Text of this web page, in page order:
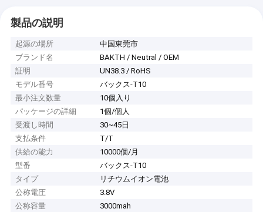
製品の説明
起源の場所
中国東莞市
ブランド名
BAKTH / Neutral / OEM
証明
UN38.3 / RoHS
モデル番号
バックス-T10
最小注文数量
10個入り
パッケージの詳細
1個/個人
受渡し時間
30~45日
支払条件
T/T
供給の能力
10000個/月
型番
バックス-T10
タイプ
リチウムイオン電池
公称電圧
3.8V
公称容量
3000mah